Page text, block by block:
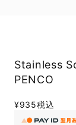
Stainless
PENCO
¥935税込